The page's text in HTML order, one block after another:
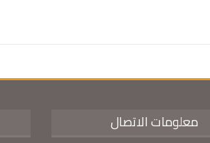
معلومات الاتصال